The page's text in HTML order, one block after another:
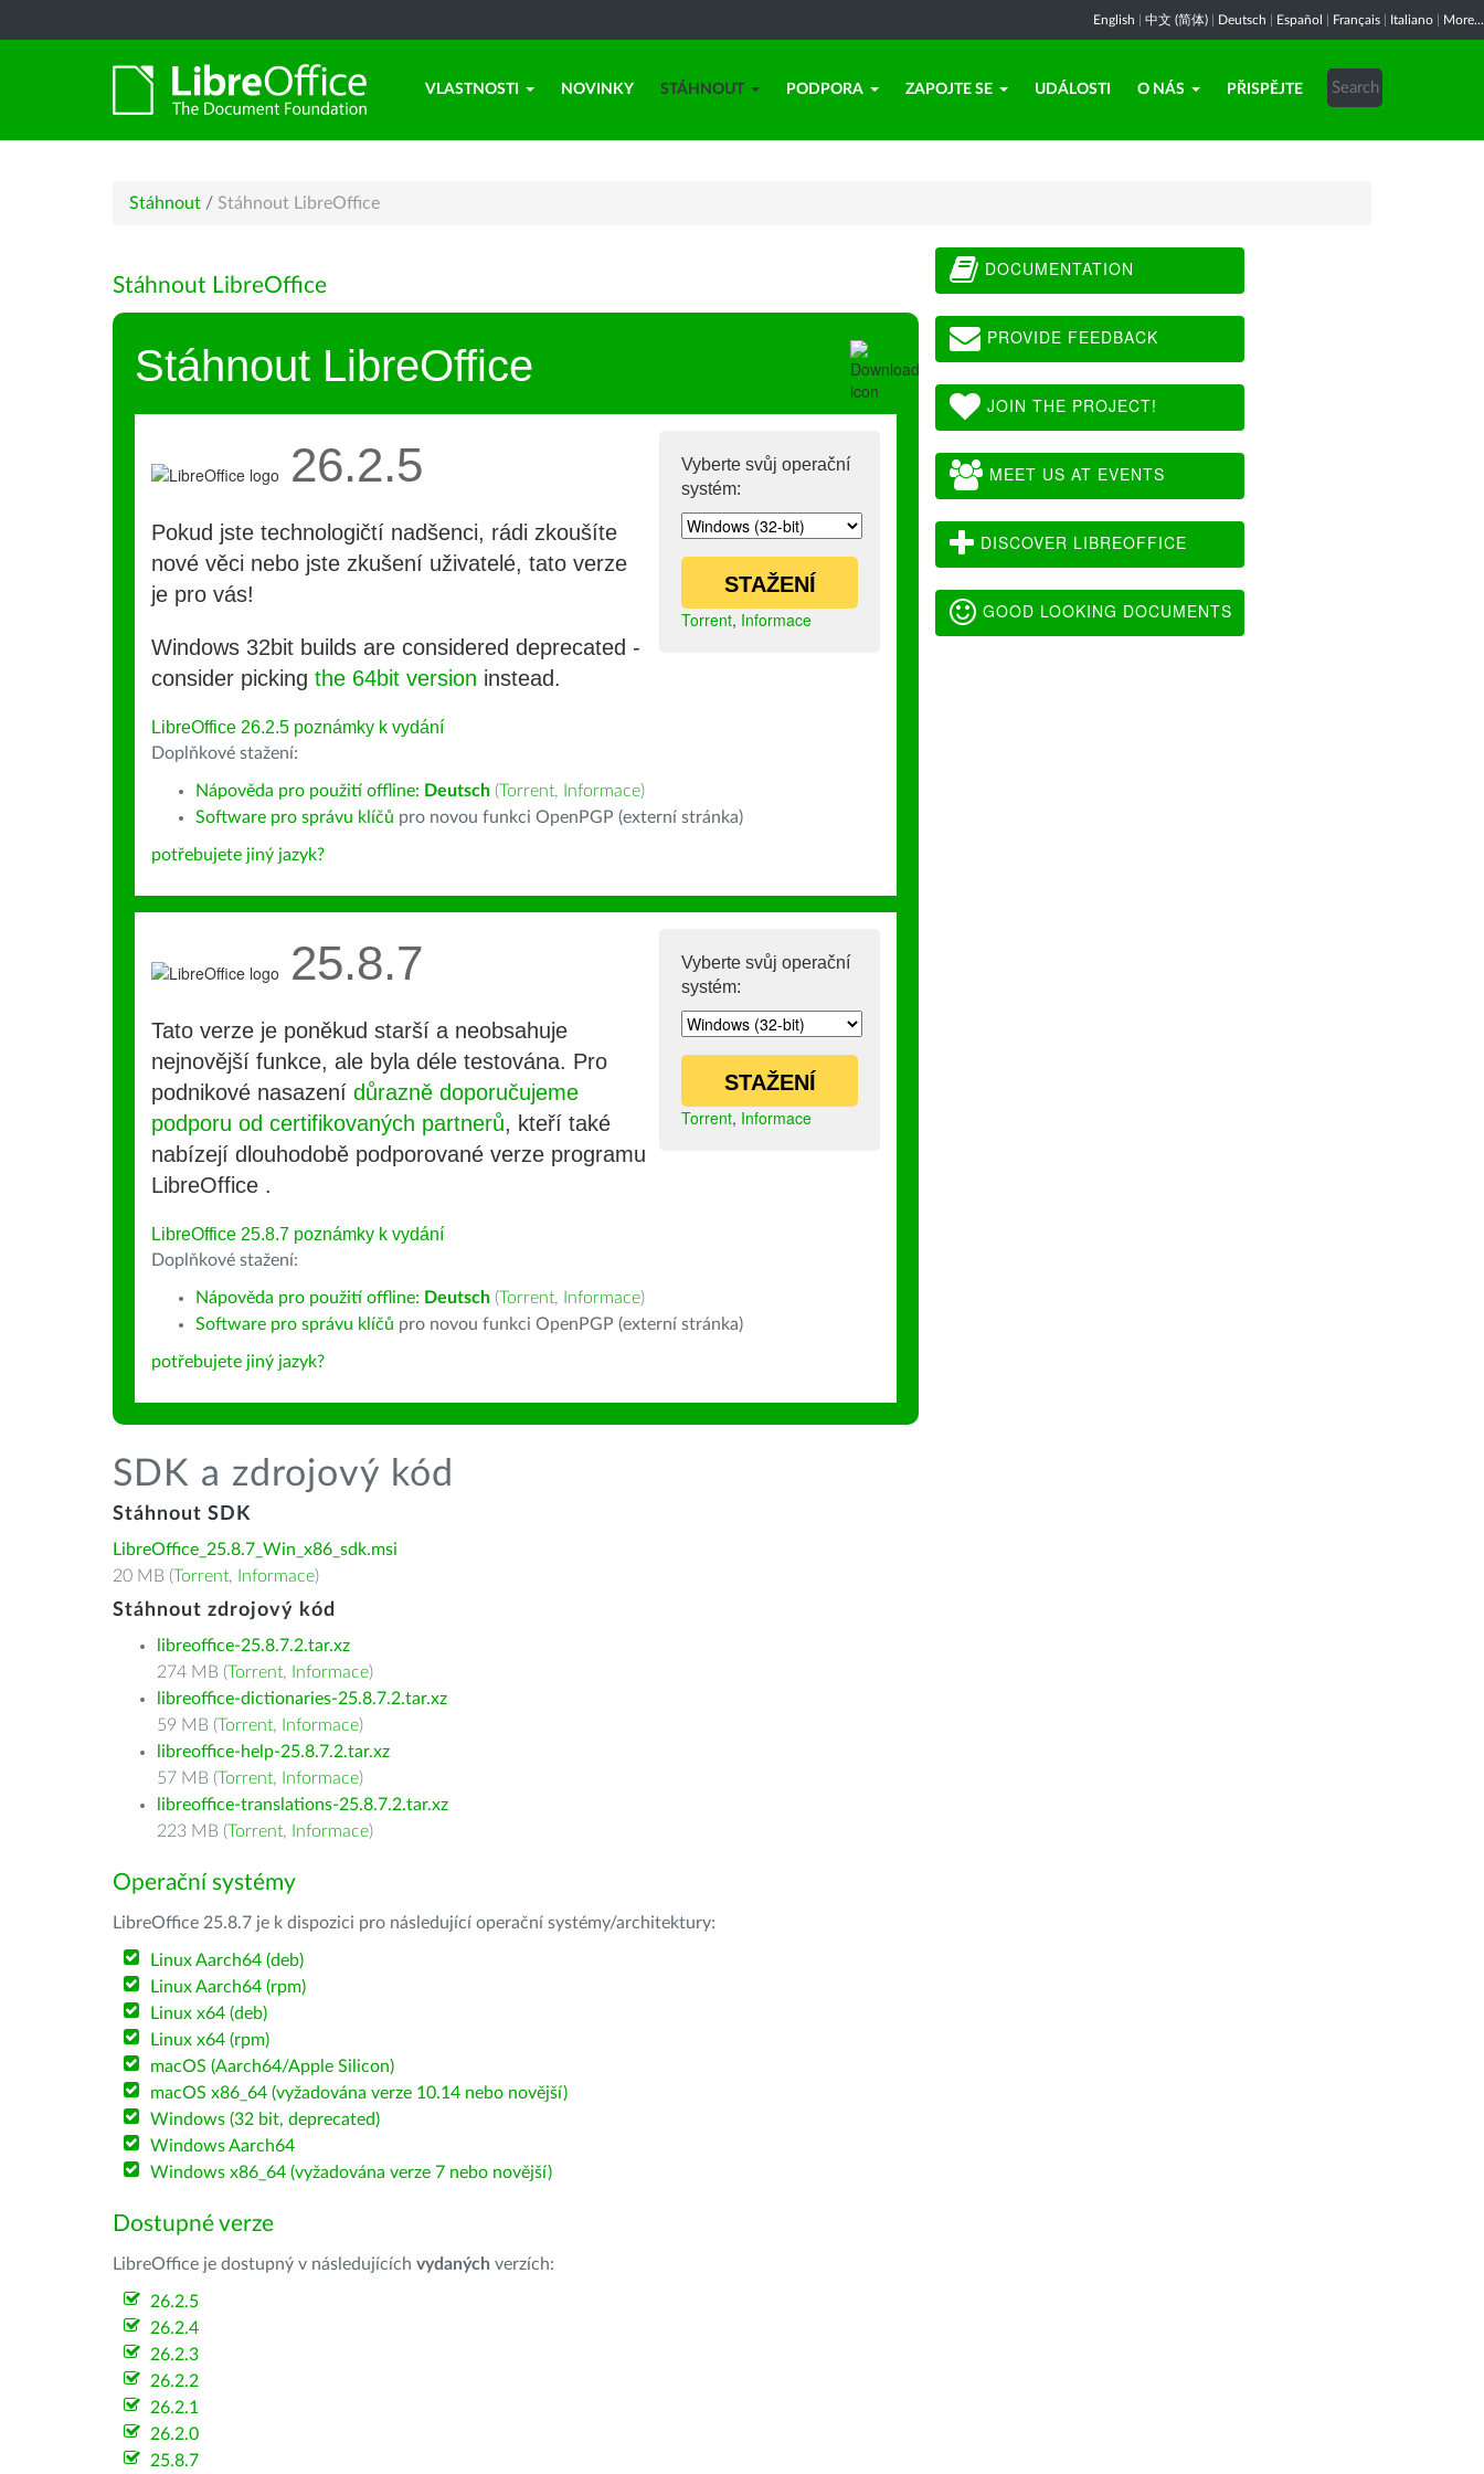
English 中文 (简体) Deutsch Español Français Italiano More...
VLASTNOSTI NOVINKY STÁHNOUT PODPORA ZAPOJTE SE UDÁLOSTI O NÁS PŘISPĚJTE
Stáhnout / Stáhnout LibreOffice
Stáhnout LibreOffice
Stáhnout LibreOffice
Vyberte svůj operační
systém:
STAŽENÍ
Torrent, Informace
26.2.5
Pokud jste technologičtí nadšenci, rádi zkoušíte
nové věci nebo jste zkušení uživatelé, tato verze
je pro vás!
Windows 32bit builds are considered deprecated -
consider picking the 64bit version instead.
LibreOffice 26.2.5 poznámky k vydání
Doplňkové stažení:
Nápověda pro použití offline: Deutsch (Torrent, Informace)
Software pro správu klíčů pro novou funkci OpenPGP (externí stránka)
potřebujete jiný jazyk?
Vyberte svůj operační
systém:
STAŽENÍ
Torrent, Informace
25.8.7
Tato verze je poněkud starší a neobsahuje
nejnovější funkce, ale byla déle testována. Pro
podnikové nasazení důrazně doporučujeme
podporu od certifikovaných partnerů, kteří také
nabízejí dlouhodobě podporované verze programu
LibreOffice .
LibreOffice 25.8.7 poznámky k vydání
Doplňkové stažení:
Nápověda pro použití offline: Deutsch (Torrent, Informace)
Software pro správu klíčů pro novou funkci OpenPGP (externí stránka)
potřebujete jiný jazyk?
SDK a zdrojový kód
Stáhnout SDK
LibreOffice_25.8.7_Win_x86_sdk.msi
20 MB (Torrent, Informace)
Stáhnout zdrojový kód
libreoffice-25.8.7.2.tar.xz
274 MB (Torrent, Informace)
libreoffice-dictionaries-25.8.7.2.tar.xz
59 MB (Torrent, Informace)
libreoffice-help-25.8.7.2.tar.xz
57 MB (Torrent, Informace)
libreoffice-translations-25.8.7.2.tar.xz
223 MB (Torrent, Informace)
Operační systémy
LibreOffice 25.8.7 je k dispozici pro následující operační systémy/architektury:
Linux Aarch64 (deb)
Linux Aarch64 (rpm)
Linux x64 (deb)
Linux x64 (rpm)
macOS (Aarch64/Apple Silicon)
macOS x86_64 (vyžadována verze 10.14 nebo novější)
Windows (32 bit, deprecated)
Windows Aarch64
Windows x86_64 (vyžadována verze 7 nebo novější)
Dostupné verze
LibreOffice je dostupný v následujících vydaných verzích:
26.2.5
26.2.4
26.2.3
26.2.2
26.2.1
26.2.0
25.8.7
DOCUMENTATION
PROVIDE FEEDBACK
JOIN THE PROJECT!
MEET US AT EVENTS
DISCOVER LIBREOFFICE
GOOD LOOKING DOCUMENTS